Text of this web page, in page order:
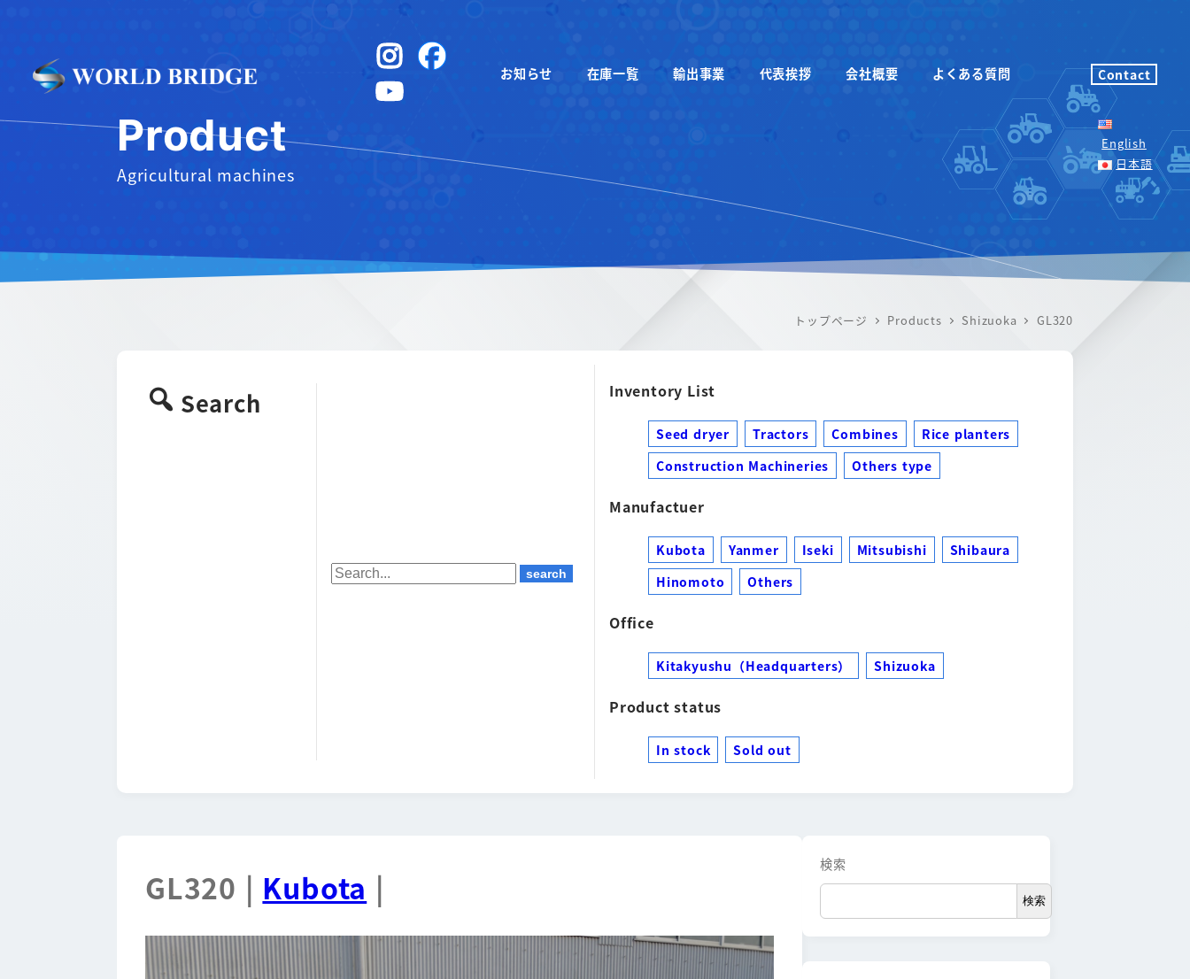
instagramFacebook
YouTube
English
日本語
Contact
お知らせ 在庫一覧 輸出事業 代表挨拶 会社概要 よくある質問
Product
Agricultural machines
トップページ Products Shizuoka GL320
Search Inventory List
Seed dryer Tractors Combines
Rice planters
Construction Machineries
Others type
Manufactuer
Kubota Yanmer Iseki Mitsubishi
Shibaura
Hinomoto
Others
Office
Kitakyushu（Headquarters） Shizuoka
Product status
In stock Sold out
GL320 | Kubota |
検索
検索